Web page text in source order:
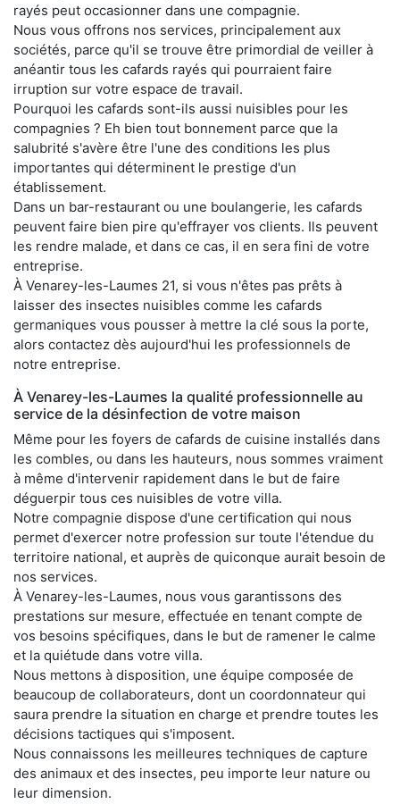
rayés peut occasionner dans une compagnie.
Nous vous offrons nos services, principalement aux
sociétés, parce qu'il se trouve être primordial de veiller à
anéantir tous les cafards rayés qui pourraient faire
irruption sur votre espace de travail.
Pourquoi les cafards sont-ils aussi nuisibles pour les
compagnies ? Eh bien tout bonnement parce que la
salubrité s'avère être l'une des conditions les plus
importantes qui déterminent le prestige d'un
établissement.
Dans un bar-restaurant ou une boulangerie, les cafards
peuvent faire bien pire qu'effrayer vos clients. Ils peuvent
les rendre malade, et dans ce cas, il en sera fini de votre
entreprise.
À Venarey-les-Laumes 21, si vous n'êtes pas prêts à
laisser des insectes nuisibles comme les cafards
germaniques vous pousser à mettre la clé sous la porte,
alors contactez dès aujourd'hui les professionnels de
notre entreprise.
À Venarey-les-Laumes la qualité professionnelle au
service de la désinfection de votre maison
Même pour les foyers de cafards de cuisine installés dans
les combles, ou dans les hauteurs, nous sommes vraiment
à même d'intervenir rapidement dans le but de faire
déguerpir tous ces nuisibles de votre villa.
Notre compagnie dispose d'une certification qui nous
permet d'exercer notre profession sur toute l'étendue du
territoire national, et auprès de quiconque aurait besoin de
nos services.
À Venarey-les-Laumes, nous vous garantissons des
prestations sur mesure, effectuée en tenant compte de
vos besoins spécifiques, dans le but de ramener le calme
et la quiétude dans votre villa.
Nous mettons à disposition, une équipe composée de
beaucoup de collaborateurs, dont un coordonnateur qui
saura prendre la situation en charge et prendre toutes les
décisions tactiques qui s'imposent.
Nous connaissons les meilleures techniques de capture
des animaux et des insectes, peu importe leur nature ou
leur dimension.